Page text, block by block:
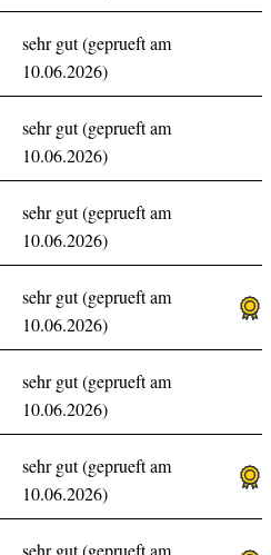
sehr gut (geprueft am
10.06.2026)
sehr gut (geprueft am
10.06.2026)
sehr gut (geprueft am
10.06.2026)
sehr gut (geprueft am
10.06.2026)
sehr gut (geprueft am
10.06.2026)
sehr gut (geprueft am
10.06.2026)
sehr gut (geprueft am